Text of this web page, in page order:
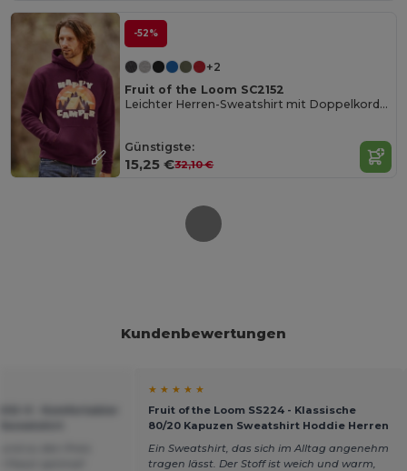
-52%
+2
Fruit of the Loom SC2152
Leichter Herren-Sweatshirt mit Doppelkordelkapuze
Günstigste:
15,25 €32,10 €
Kundenbewertungen
★ ★ ★ ★ ★
Fruit of the Loom SS224 - Klassische
80/20 Kapuzen Sweatshirt Hoddie Herren
Ein Sweatshirt, das sich im Alltag angenehm
tragen lässt. Der Stoff ist weich und warm,